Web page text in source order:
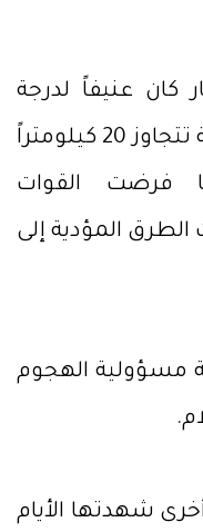
كان عنيفاً لدرجة
شعر بها السكان على مسافة تتجاوز 20 كيلومتراً
فرضت القوات
المؤدية إلى
مسؤولية الهجوم
شهدتها الأيام